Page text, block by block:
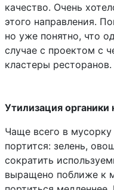
качество. Очень
этого направления.
но уже понятно, что
случае с проектом с
кластеры ресторанов.
Утилизация органики
Чаще всего в мусорку
портится: зелень,
сократить
выращено поближе к